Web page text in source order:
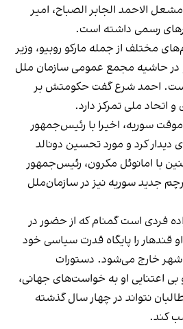
الاحمد الجابر الصباح، امیر
رسمی داشته است.
مختلف از جمله مارکو روبیو، وزیر
و در حاشیه مجمع عمومی سازمان ملل
احمد شرع گفت حکومتش بر
اتحاد ملی تمرکز دارد.
سوریه، اخیرا با رئیس‌جمهور
دیدار کرد و مورد تحسین دونالد
با امانوئل مکرون، رئیس‌جمهور
جدید سوریه نیز در سازمان‌ملل
فردی است گمنام که از حضور در
را پایگاه قدرت سیاسی خود
شهر خارج می‌شود. دستورات
بی اعتنایی او به خواست‌های جهانی،
نتواند در چهار سال گذشته
کند.